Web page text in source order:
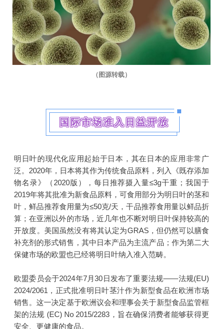
（图源转载）
国际市场准入日益开放
明日叶的现代化应用起始于日本，其在日本的应用非常广
泛。2020年，日本将其作为传统食品原料，列入《既存添加
物名录》（2020版），每日推荐摄入量≤3g干重；我国于
2019年将其批准为新食品原料，可食用部分为明日叶的茎和
叶，鲜品推荐食用量为≤50克/天，干品推荐食用量以鲜品折
算；在亚洲以外的市场，近几年也不断对明日叶保持较高的
开放度。美国虽然没有将其认定为GRAS，但仍然可以膳食
补充剂的形式销售，其中日本产品为主流产品；作为第二大
保健市场的欧盟也已经将明日叶纳入准入范畴。
欧盟委员会于2024年7月30日发布了重要法规——法规(EU)
2024/2061，正式批准明日叶茎汁作为新型食品在欧洲市场
销售。这一决定基于欧洲议会和理事会关于新型食品监管框
架的法规 (EC) No 2015/2283，旨在确保消费者能够获得更
安全、更健康的食品。